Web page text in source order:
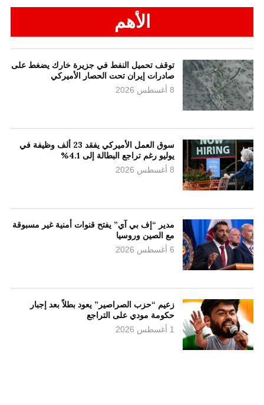
الأهم
توقف تحميل النفط في جزيرة خارك يضغط على
صادرات إيران تحت الحصار الأميركي
8 أغسطس 2026
سوق العمل الأميركي يفقد 23 ألف وظيفة في
يوليو رغم تراجع البطالة إلى 4.1%
8 أغسطس 2026
مدير “إف بي آي” يفتح قنوات أمنية غير مسبوقة
مع الصين وروسيا
6 أغسطس 2026
زعيم “حزب الصراصير” يعود بطلاً بعد إجبار
حكومة مودي على التراجع
1 أغسطس 2026